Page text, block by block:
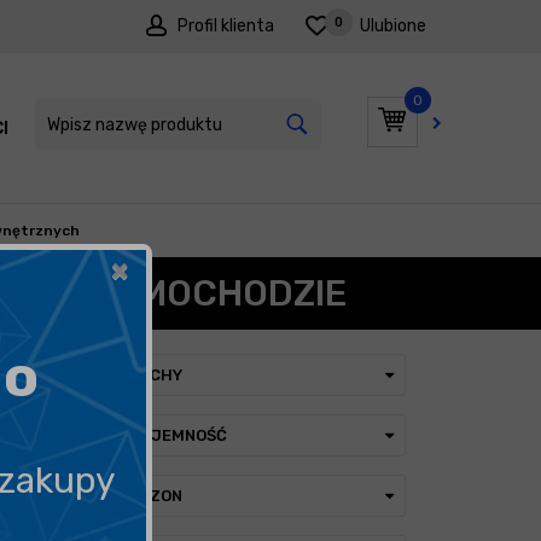
Profil klienta Ulubione
0
0
PROMOCJE
W SAMOCHODZIE
CECHY
POJEMNOŚĆ
SEZON
×